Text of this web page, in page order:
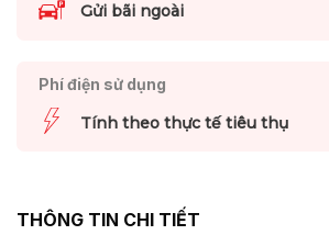
Gửi bãi ngoài
Phí điện sử dụng
Tính theo thực tế tiêu thụ
THÔNG TIN CHI TIẾT